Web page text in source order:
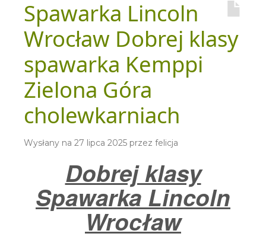
Spawarka Lincoln
Wrocław Dobrej klasy
spawarka Kemppi
Zielona Góra
cholewkarniach
Wysłany na 27 lipca 2025 przez felicja
Dobrej klasy
Spawarka Lincoln
Wrocław